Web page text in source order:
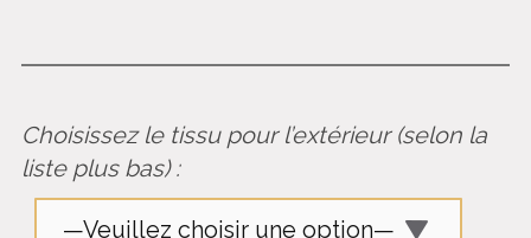
Choisissez le tissu pour l’extérieur (selon la
liste plus bas) :